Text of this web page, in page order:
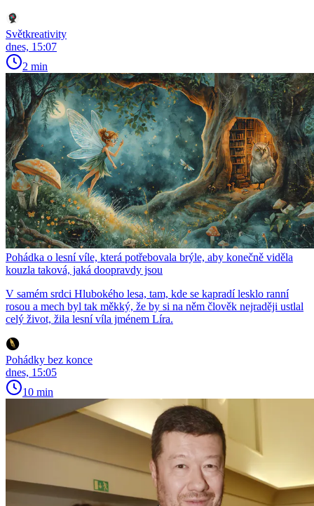
Světkreativity
dnes, 15:07
2 min
Pohádka o lesní víle, která potřebovala brýle, aby konečně viděla
kouzla taková, jaká doopravdy jsou
V samém srdci Hlubokého lesa, tam, kde se kapradí lesklo ranní
rosou a mech byl tak měkký, že by si na něm člověk nejraději ustlal
celý život, žila lesní víla jménem Líra.
Pohádky bez konce
dnes, 15:05
10 min